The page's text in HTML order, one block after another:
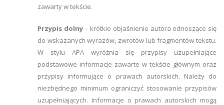
zawarty w tekście.
Przypis dolny– krótkie objaśnienie autora odnoszące się
do wskazanych wyrazów, zwrotów lub fragmentów tekstu.
W stylu APA wyróżnia się przypisy uzupełniające
podstawowe informacje zawarte w tekście głównym oraz
przypisy informujące o prawach autorskich. Należy do
niezbędnego minimum ograniczyć stosowanie przypisów
uzupełniających. Informacje o prawach autorskich mogą